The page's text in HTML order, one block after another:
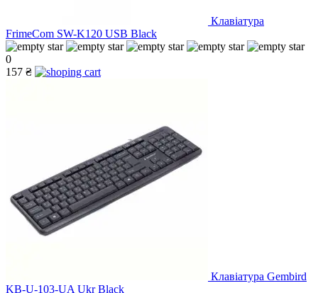
Клавіатура
FrimeCom SW-K120 USB Black
0
157 ₴
Клавіатура Gembird
KB-U-103-UA Ukr Black